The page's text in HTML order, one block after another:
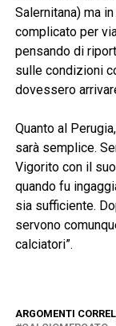
Salernitana) ma
complicato per
pensando di
sulle condizioni
dovessero
Quanto al
sarà semplice.
Vigorito con il
quando fu
sia sufficiente.
servono
calciatori”.
ARGOMENTI